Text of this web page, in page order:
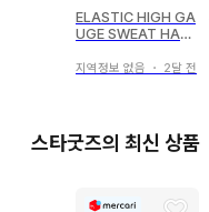
ELASTIC HIGH GA
UGE SWEAT HALF
지역정보 없음 ・ 2달 전
스타굿즈의 최신 상품